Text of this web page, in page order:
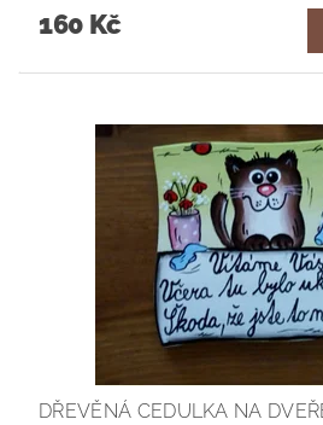
160 Kč
DŘEVĚNÁ CEDULKA NA